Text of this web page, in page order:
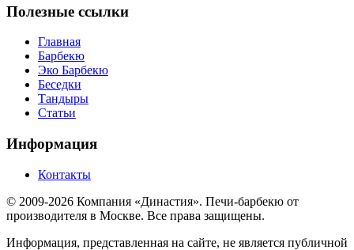
Полезные ссылки
Главная
Барбекю
Эко Барбекю
Беседки
Тандыры
Статьи
Информация
Контакты
© 2009-2026 Компания «Династия». Печи-барбекю от
производителя в Москве. Все права защищены.
Информация, представленная на сайте, не является публичной